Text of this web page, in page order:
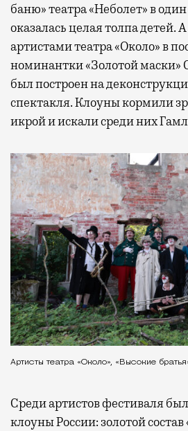
баню» театра «Неболет» в
оказалась целая толпа детей.
артистами театра «Около» в
номинантки «Золотой
был построен на
спектакля. Клоуны кормили
икрой и искали среди них
Артисты театра «Около», «Высокие
Среди артистов фестиваля
клоуны России: золотой